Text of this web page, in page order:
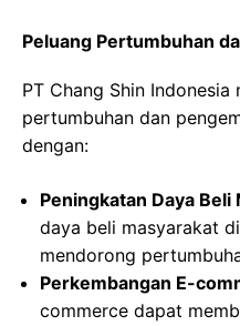
Peluang Pertumbuhan
PT Chang Shin Indonesia
pertumbuhan dan
dengan:
Peningkatan Daya Beli
daya beli masyarakat
mendorong
Perkembangan E-
commerce dapat